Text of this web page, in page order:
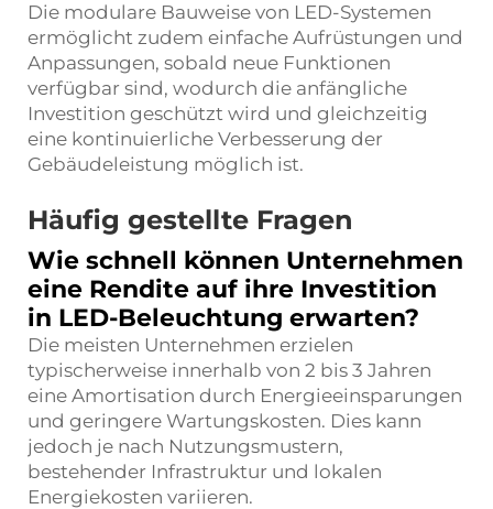
Die modulare Bauweise von LED-Systemen
ermöglicht zudem einfache Aufrüstungen und
Anpassungen, sobald neue Funktionen
verfügbar sind, wodurch die anfängliche
Investition geschützt wird und gleichzeitig
eine kontinuierliche Verbesserung der
Gebäudeleistung möglich ist.
Häufig gestellte Fragen
Wie schnell können Unternehmen
eine Rendite auf ihre Investition
in LED-Beleuchtung erwarten?
Die meisten Unternehmen erzielen
typischerweise innerhalb von 2 bis 3 Jahren
eine Amortisation durch Energieeinsparungen
und geringere Wartungskosten. Dies kann
jedoch je nach Nutzungsmustern,
bestehender Infrastruktur und lokalen
Energiekosten variieren.